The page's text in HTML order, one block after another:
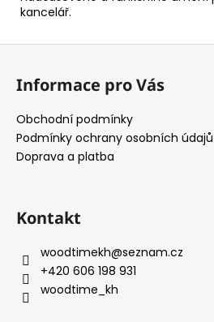
kancelář.
Z
Informace pro Vás
Obchodní podmínky
Podmínky ochrany osobních údajů
Doprava a platba
Kontakt
woodtimekh@seznam.cz
+420 606 198 931
woodtime_kh